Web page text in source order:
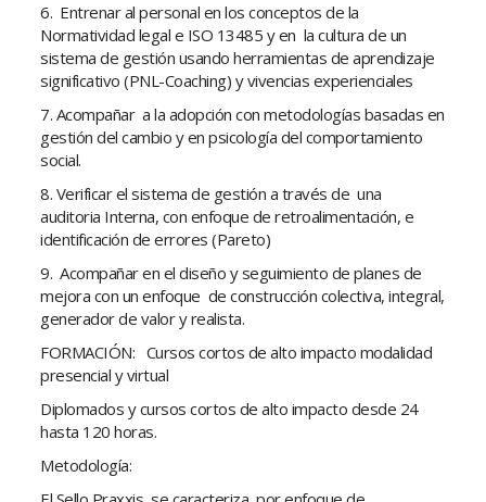
6. Entrenar al personal en los conceptos de la
Normatividad legal e ISO 13485 y en la cultura de un
sistema de gestión usando herramientas de aprendizaje
significativo (PNL-Coaching) y vivencias experienciales
7. Acompañar a la adopción con metodologías basadas en
gestión del cambio y en psicología del comportamiento
social.
8. Verificar el sistema de gestión a través de una
auditoria Interna, con enfoque de retroalimentación, e
identificación de errores (Pareto)
9. Acompañar en el diseño y seguimiento de planes de
mejora con un enfoque de construcción colectiva, integral,
generador de valor y realista.
FORMACIÓN: Cursos cortos de alto impacto modalidad
presencial y virtual
Diplomados y cursos cortos de alto impacto desde 24
hasta 120 horas.
Metodología: